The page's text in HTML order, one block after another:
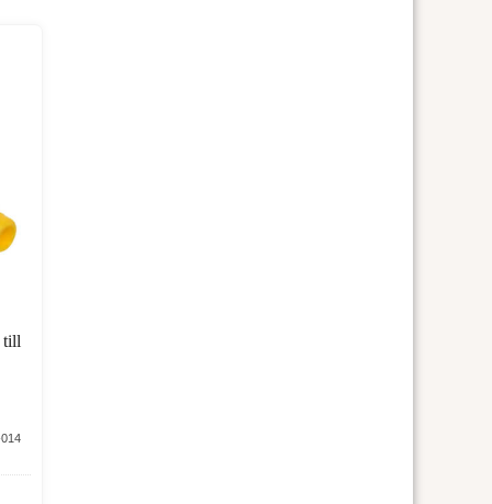
på ett kontrollerat och hygieniskt sätt.
matsmältningsproblem och mindre
till